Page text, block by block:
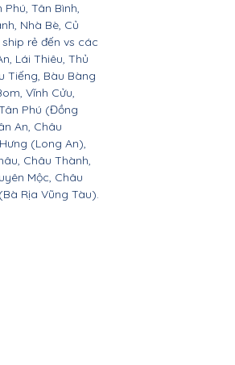
Phú, Tân Bình,
Nhà Bè, Củ
rẻ đến vs các
Lái Thiêu, Thủ
Tiếng, Bàu Bàng
Vĩnh Cửu,
Phú (Đồng
An, Châu
(Long An),
Châu Thành,
Mộc, Châu
Rịa Vũng Tàu).